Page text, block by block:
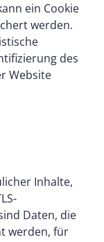
ein Cookie
werden.
des
Website
Inhalte,
Daten, die
werden, für